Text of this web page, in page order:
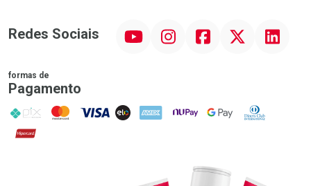
Redes Sociais InstagramFacebookTwitter Linkedin
formas de
Pagamento
PIX MasterCard
VISA ELO AMEX NuPay Google PayDiners Club
Hipercard
Promoção em Destaque